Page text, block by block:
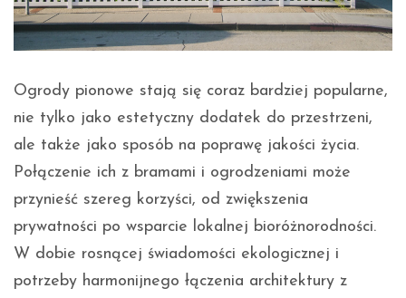
Ogrody pionowe stają się coraz bardziej popularne,
nie tylko jako estetyczny dodatek do przestrzeni,
ale także jako sposób na poprawę jakości życia.
Połączenie ich z bramami i ogrodzeniami może
przynieść szereg korzyści, od zwiększenia
prywatności po wsparcie lokalnej bioróżnorodności.
W dobie rosnącej świadomości ekologicznej i
potrzeby harmonijnego łączenia architektury z